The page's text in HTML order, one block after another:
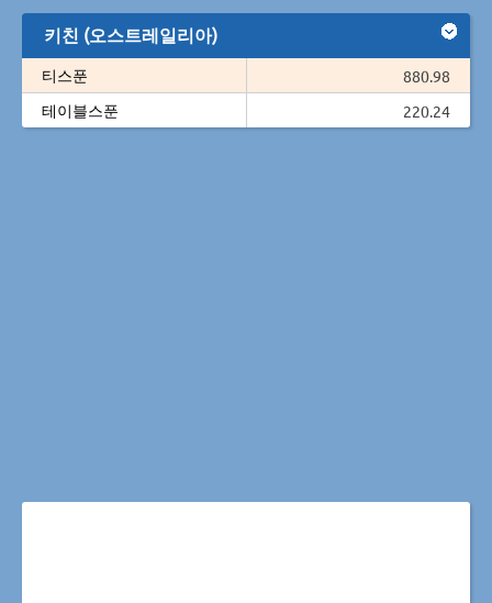
키친 (오스트레일리아)
티스푼
880.98
테이블스푼
220.24